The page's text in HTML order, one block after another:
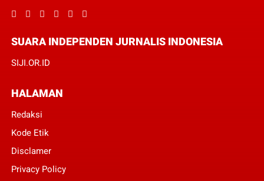
SUARA INDEPENDEN JURNALIS INDONESIA
SIJI.OR.ID
HALAMAN
Redaksi
Kode Etik
Disclamer
Privacy Policy